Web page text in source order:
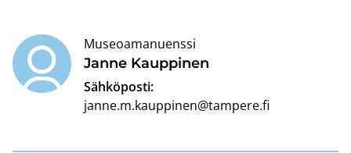
Janne Kaup­pi­nen
Museoamanuenssi
Sähköposti:
janne.m.kauppinen@tampere.fi